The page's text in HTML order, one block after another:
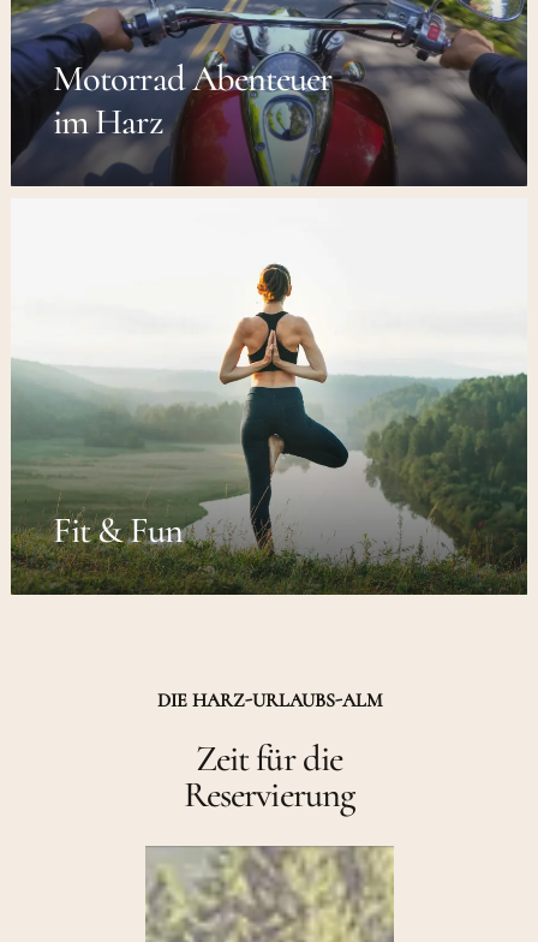
Motorrad Abenteuer
im Harz
Fit & Fun
DIE HARZ-URLAUBS-ALM
Zeit für die
Reservierung